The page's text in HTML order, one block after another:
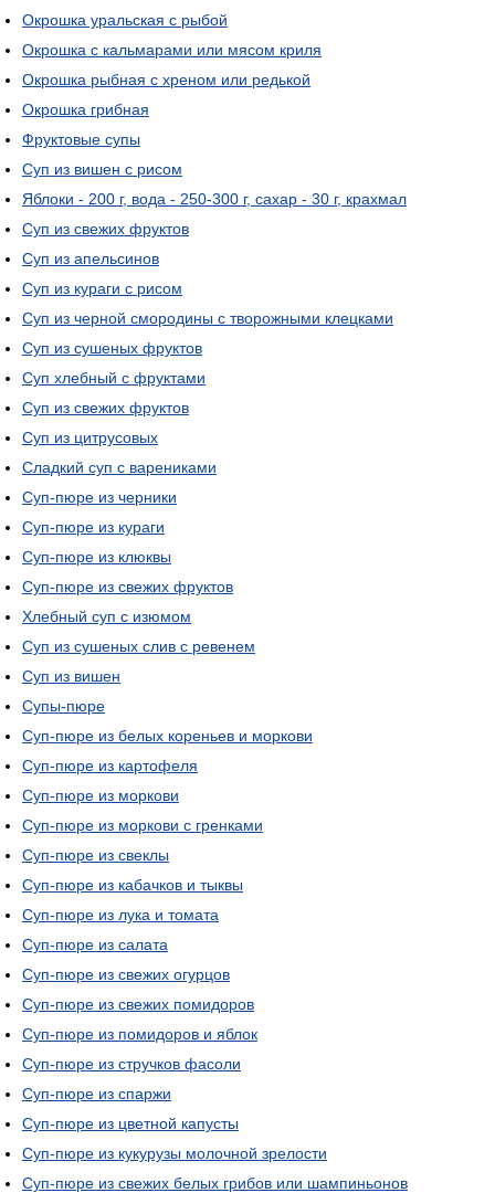
Окрошка уральская с рыбой
Окрошка с кальмарами или мясом криля
Окрошка рыбная с хреном или редькой
Окрошка грибная
Фруктовые супы
Суп из вишен с рисом
Яблоки - 200 г, вода - 250-300 г, сахар - 30 г, крахмал
Суп из свежих фруктов
Суп из апельсинов
Суп из кураги с рисом
Суп из черной смородины с творожными клецками
Суп из сушеных фруктов
Суп хлебный с фруктами
Суп из свежих фруктов
Суп из цитрусовых
Сладкий суп с варениками
Суп-пюре из черники
Суп-пюре из кураги
Суп-пюре из клюквы
Суп-пюре из свежих фруктов
Хлебный суп с изюмом
Суп из сушеных слив с ревенем
Суп из вишен
Супы-пюре
Суп-пюре из белых кореньев и моркови
Суп-пюре из картофеля
Суп-пюре из моркови
Суп-пюре из моркови с гренками
Суп-пюре из свеклы
Суп-пюре из кабачков и тыквы
Суп-пюре из лука и томата
Суп-пюре из салата
Суп-пюре из свежих огурцов
Суп-пюре из свежих помидоров
Суп-пюре из помидоров и яблок
Суп-пюре из стручков фасоли
Суп-пюре из спаржи
Суп-пюре из цветной капусты
Суп-пюре из кукурузы молочной зрелости
Суп-пюре из свежих белых грибов или шампиньонов